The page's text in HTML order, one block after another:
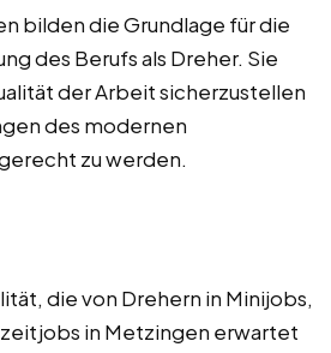
bilden die Grundlage für die
des Berufs als Dreher. Sie
der Arbeit sicherzustellen
des modernen
zu werden.
die von Drehern in Minijobs,
in Metzingen erwartet